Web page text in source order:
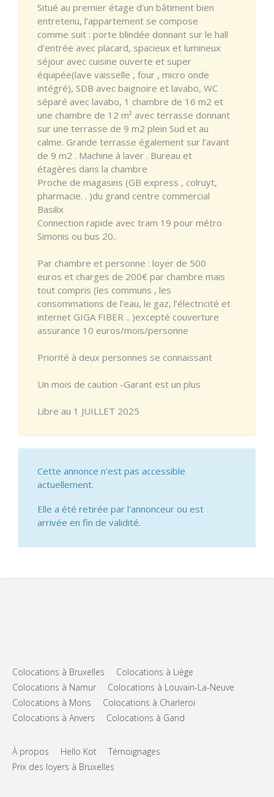
Situé au premier étage d’un bâtiment bien
entretenu, l’appartement se compose
comme suit : porte blindée donnant sur le hall
d’entrée avec placard, spacieux et lumineux
séjour avec cuisine ouverte et super
équipée(lave vaisselle , four , micro onde
intégré), SDB avec baignoire et lavabo, WC
séparé avec lavabo, 1 chambre de 16 m2 et
une chambre de 12 m² avec terrasse donnant
sur une terrasse de 9 m2 plein Sud et au
calme. Grande terrasse également sur l’avant
de 9 m2 . Machine à laver . Bureau et
étagères dans la chambre
Proche de magasins (GB express , colruyt,
pharmacie. . )du grand centre commercial
Basilix
Connection rapide avec tram 19 pour métro
Simonis ou bus 20..
Par chambre et personne : loyer de 500
euros et charges de 200€ par chambre mais
tout compris (les communs , les
consommations de l’eau, le gaz, l’électricité et
internet GIGA FIBER .. )excepté couverture
assurance 10 euros/mois/personne
Priorité à deux personnes se connaissant
Un mois de caution -Garant est un plus
Libre au 1 JUILLET 2025
Cette annonce n'est pas accessible
actuellement.
Elle a été retirée par l'annonceur ou est
arrivée en fin de validité.
Colocations à Bruxelles
Colocations à Liège
Colocations à Namur
Colocations à Louvain-La-Neuve
Colocations à Mons
Colocations à Charleroi
Colocations à Anvers
Colocations à Gand
À propos Hello Kot
Témoignages
Prix des loyers à Bruxelles